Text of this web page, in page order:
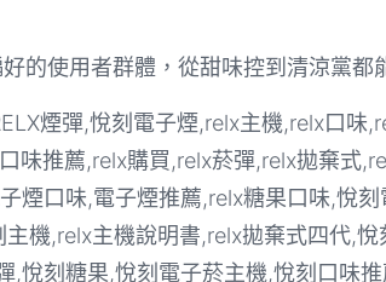
的使用者群體，從甜味控到清涼黨都